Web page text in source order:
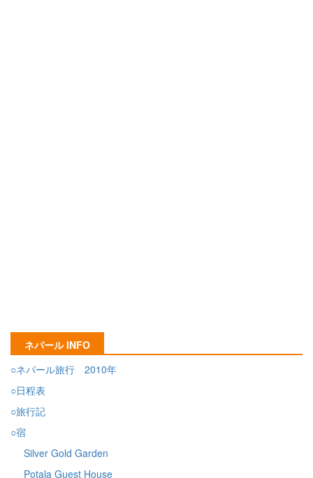
ネパール INFO
○ネパール旅行 2010年
○日程表
○旅行記
○宿
Silver Gold Garden
Potala Guest House